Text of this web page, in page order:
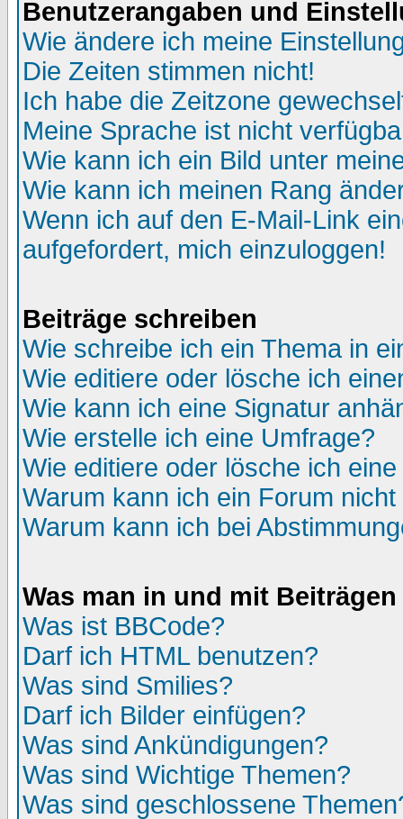
Benutzerangaben und
Wie ändere ich meine
Die Zeiten stimmen nicht!
Ich habe die Zeitzone
Meine Sprache ist nicht
Wie kann ich ein Bild unter
Wie kann ich meinen Rang
Wenn ich auf den E-Mail-Link
aufgefordert, mich einzuloggen!
Beiträge schreiben
Wie schreibe ich ein Thema in
Wie editiere oder lösche ich
Wie kann ich eine Signatur
Wie erstelle ich eine Umfrage?
Wie editiere oder lösche ich
Warum kann ich ein Forum
Warum kann ich bei
Was man in und mit
Was ist BBCode?
Darf ich HTML benutzen?
Was sind Smilies?
Darf ich Bilder einfügen?
Was sind Ankündigungen?
Was sind Wichtige Themen?
Was sind geschlossene